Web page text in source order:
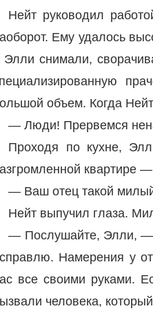
Нейт руководил
Ему удалось
Элли снимали,
объем. Когда
— Люди! Прервемся
Проходя по кухне,
квартире
— Ваш отец такой
Нейт выпучил глаза.
— Послушайте, Элли, —
Намерения у
все своими руками.
человека,